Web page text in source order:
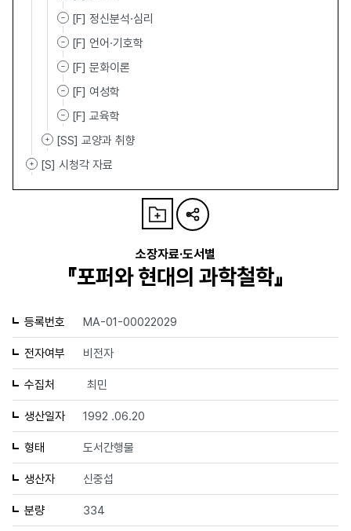
[F] 정신분석·심리
[F] 언어·기호학
[F] 문화이론
[F] 여성학
[F] 교육학
[SS] 교양과 취향
[S] 시청각 자료
소장자료·도서별
『포퍼와 현대의 과학철학』
등록번호 MA-01-00022029
전자여부 비전자
수집처 최민
생산일자 1992 .06.20
형태 도서간행물
생산자 신중섭
분량 334